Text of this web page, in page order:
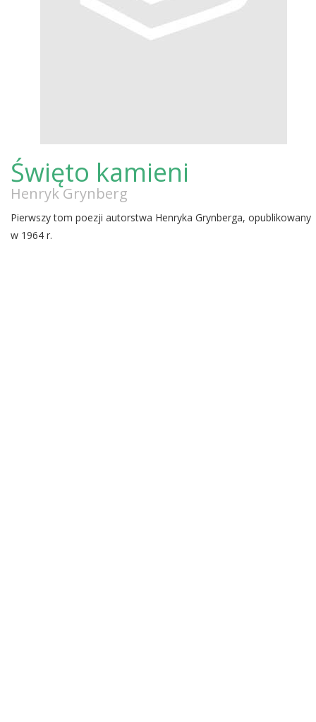
Święto kamieni
Henryk Grynberg
Pierwszy tom poezji autorstwa Henryka Grynberga, opublikowany
w 1964 r.